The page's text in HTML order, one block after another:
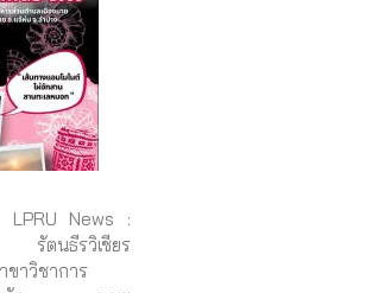
News :
ตนธีรวิเชียร
ขาวิชาการ